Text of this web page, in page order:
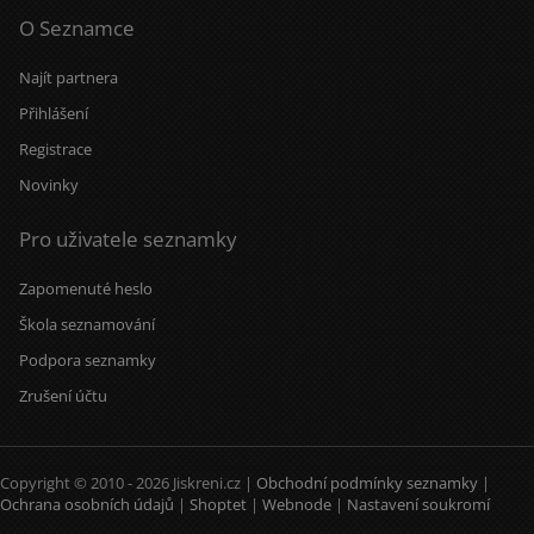
O Seznamce
Najít partnera
Přihlášení
Registrace
Novinky
Pro uživatele seznamky
Zapomenuté heslo
Škola seznamování
Podpora seznamky
Zrušení účtu
Copyright © 2010 - 2026 Jiskreni.cz | Obchodní podmínky seznamky |
Ochrana osobních údajů | Shoptet | Webnode | Nastavení soukromí